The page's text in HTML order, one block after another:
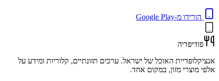
הורידו מ-Google Play
פודיפדיה
אנציקלופדיית האוכל של ישראל. ערכים תזונתיים, קלוריות ומידע על
אלפי מוצרי מזון, במקום אחד.